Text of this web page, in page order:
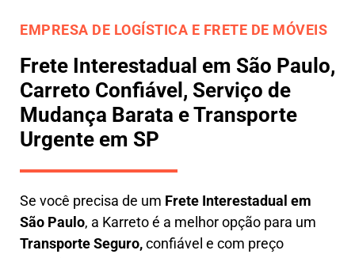
EMPRESA DE LOGÍSTICA E FRETE DE MÓVEIS
Frete Interestadual em São Paulo,
Carreto Confiável, Serviço de
Mudança Barata e Transporte
Urgente em SP
Se você precisa de um Frete Interestadual em
São Paulo, a Karreto é a melhor opção para um
Transporte Seguro,confiável e com preço